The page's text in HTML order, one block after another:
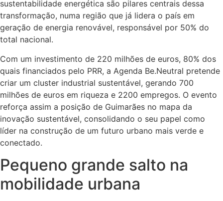
sustentabilidade energética são pilares centrais dessa
transformação, numa região que já lidera o país em
geração de energia renovável, responsável por 50% do
total nacional.
Com um investimento de 220 milhões de euros, 80% dos
quais financiados pelo PRR, a Agenda Be.Neutral pretende
criar um cluster industrial sustentável, gerando 700
milhões de euros em riqueza e 2200 empregos. O evento
reforça assim a posição de Guimarães no mapa da
inovação sustentável, consolidando o seu papel como
líder na construção de um futuro urbano mais verde e
conectado.
Pequeno grande salto na
mobilidade urbana